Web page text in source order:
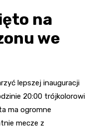
na
we
lepszej inauguracji
20:00 trójkolorowi
ma ogromne
mecze z